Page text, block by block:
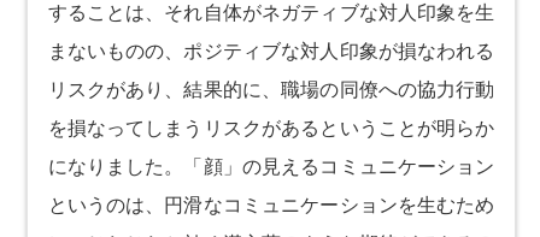
することは、それ自体がネガティブな対人印象を生
まないものの、ポジティブな対人印象が損なわれる
リスクがあり、結果的に、職場の同僚への協力行動
を損なってしまうリスクがあるということが明らか
になりました。「顔」の見えるコミュニケーション
というのは、円滑なコミュニケーションを生むため